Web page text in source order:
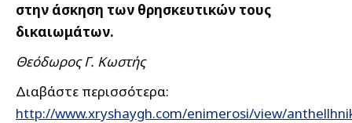
στην άσκηση των θρησκευτικών τους
δικαιωμάτων.
Θεόδωρος Γ. Κωστής
Διαβάστε περισσότερα:
http://www.xryshaygh.com/enimerosi/view/